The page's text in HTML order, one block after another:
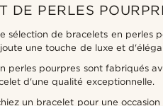
DE PERLES
sélection de bracelets en perles
une touche de luxe et
perles pourpres sont fabriqués
d'une qualité exceptionnelle.
un bracelet pour une